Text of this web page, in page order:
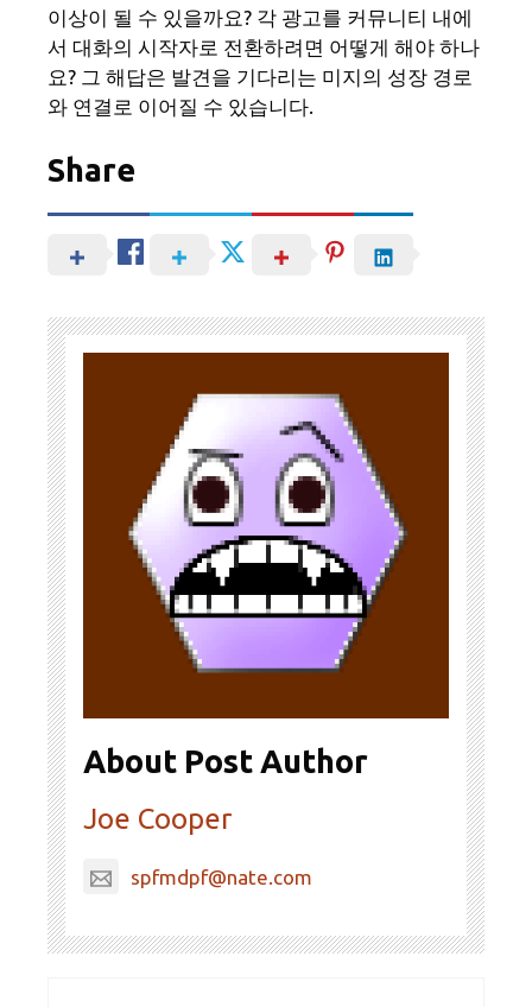
이상이 될 수 있을까요? 각 광고를 커뮤니티 내에
서 대화의 시작자로 전환하려면 어떻게 해야 하나
요? 그 해답은 발견을 기다리는 미지의 성장 경로
와 연결로 이어질 수 있습니다.
Share
About Post Author
Joe Cooper
spfmdpf@nate.com